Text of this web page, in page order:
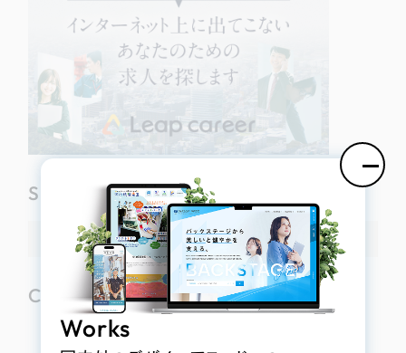
Works
Search
Category
ホームページ制作の前に…